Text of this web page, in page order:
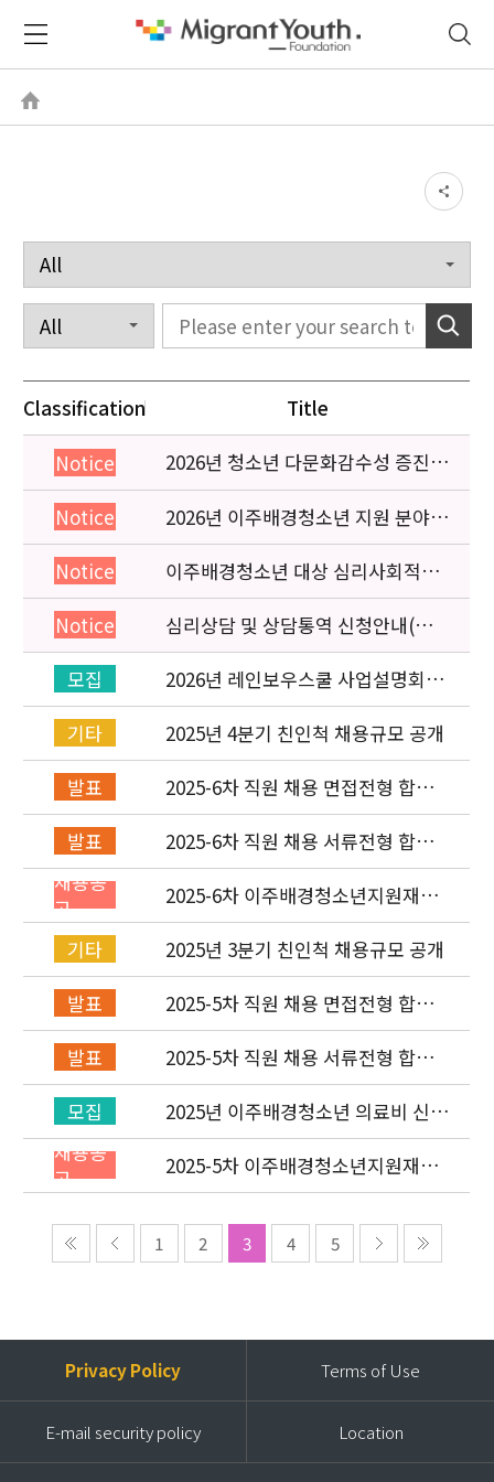
Classification Title
Notice
2026년 청소년 다문화감수성 증진
프로그램 「다가감」신청기관 안내
Notice
2026년 이주배경청소년 지원 분야
종사자 역량강화 교육 일정 안내
Notice
이주배경청소년 대상 심리사회적응
검사 연수동영상 개편 안내
Notice
심리상담 및 상담통역 신청안내(의뢰
서첨부)
모집
2026년 레인보우스쿨 사업설명회(온
라인) 안내
기타
2025년 4분기 친인척 채용규모 공개
발표
2025-6차 직원 채용 면접전형 합격
자 발표 및 적격심사 안내
발표
2025-6차 직원 채용 서류전형 합격
자 발표 및 면접전형 안내
채용공
고
2025-6차 이주배경청소년지원재단
직원(기획운영실) 채용공고
(~11/16)
기타
2025년 3분기 친인척 채용규모 공개
발표
2025-5차 직원 채용 면접전형 합격
자 발표 및 적격심사 안내
발표
2025-5차 직원 채용 서류전형 합격
자 발표 및 면접전형 안내
모집
2025년 이주배경청소년 의료비 신청
(3차) 안내
채용공
고
2025-5차 이주배경청소년지원재단
직원(개발협력부) 채용공고 (~9/14)
1 2 3 4 5
Privacy Policy Terms of Use
E-mail security policy Location